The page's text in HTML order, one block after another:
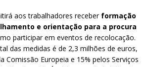
aos trabalhadores receber formação
e orientação para a procura
participar em eventos de recolocação.
das medidas é de 2,3 milhões de euros,
Comissão Europeia e 15% pelos Serviços